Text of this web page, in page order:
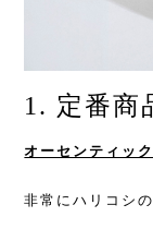
1. 定番商
オーセンティッ
非常にハリコシ